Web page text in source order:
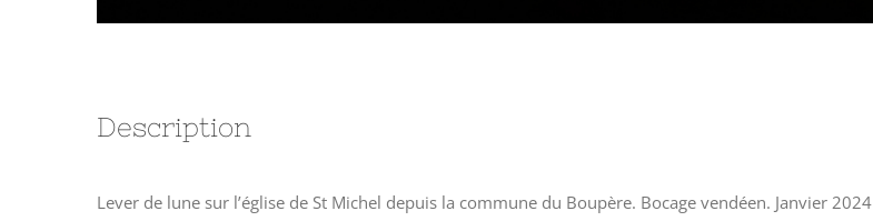
Description
Lever de lune sur l’église de St Michel depuis la commune du Boupère. Bocage vendéen. Janvier 2024